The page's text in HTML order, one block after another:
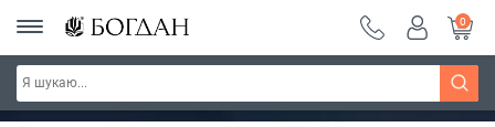
Серія "Вандербікери" ~ знижка 25%
0